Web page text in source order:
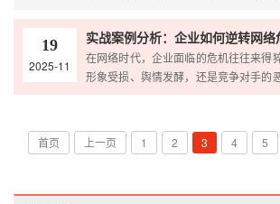
19
2025-11
实战案例分析：企业如何逆转网络
在网络时代，企业面临的危机往往来得
形象受损、舆情发酵，还是竞争对手的
业陷入“被动挨打”的境地。然而，危机
首页 上一页 1 2 3 4 5